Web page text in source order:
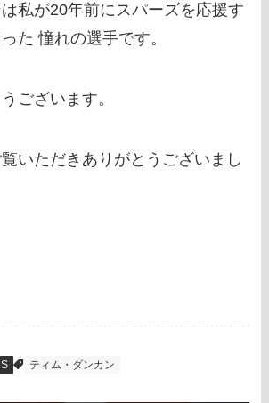
私が20年前にスパーズを応援す
た 憧れの選手です。
ございます。
いただきありがとうございまし
ティム・ダンカン